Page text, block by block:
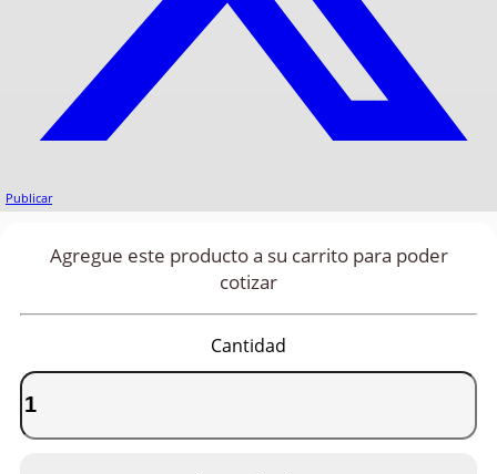
Publicar
Agregue este producto a su carrito para poder
cotizar
Cantidad